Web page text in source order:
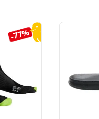
-77%